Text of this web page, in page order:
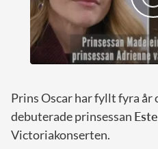
Prins Oscar har fyllt fyra år
debuterade prinsessan
Victoriakonserten.